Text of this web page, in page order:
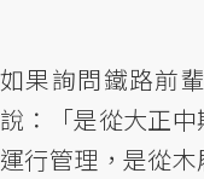
如果詢問鐵路前
說：「是從大正
運行管理，是從